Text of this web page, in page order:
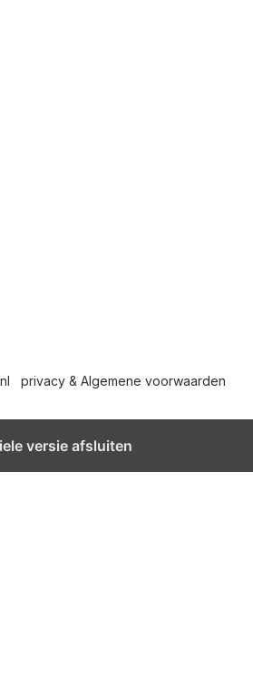
privacy & Algemene voorwaarden
versie afsluiten